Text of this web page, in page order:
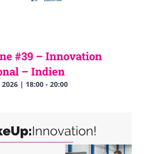
#39 – Innovation
– Indien
| 18:00 - 20:00